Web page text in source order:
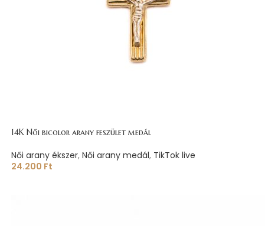
14K Női bicolor arany feszület medál
Női arany ékszer, Női arany medál, TikTok live
24.200 Ft